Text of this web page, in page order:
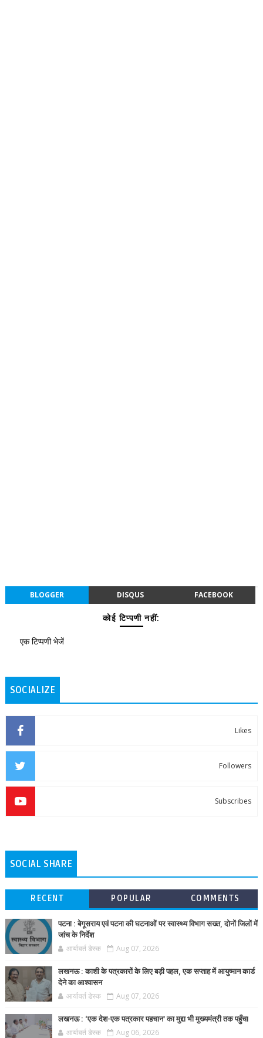
BLOGGER DISQUS FACEBOOK
कोई टिप्पणी नहीं:
एक टिप्पणी भेजें
SOCIALIZE
Likes
Followers
Subscribes
SOCIAL SHARE
RECENT POPULAR COMMENTS
पटना : बेगूसराय एवं पटना की घटनाओं पर स्वास्थ्य विभाग सख्त, दोनों जिलों में
जांच के निर्देश
आर्यावर्त डेस्क Aug 07, 2026
लखनऊ : काशी के पत्रकारों के लिए बड़ी पहल, एक सप्ताह में आयुष्मान कार्ड
देने का आश्वासन
आर्यावर्त डेस्क Aug 07, 2026
लखनऊ : ‘एक देश-एक पत्रकार पहचान’ का मुद्दा भी मुख्यमंत्री तक पहुँचा
आर्यावर्त डेस्क Aug 06, 2026